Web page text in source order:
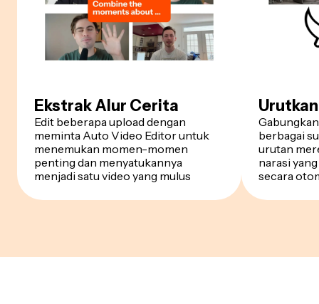
Ekstrak Alur Cerita
Edit beberapa upload dengan
meminta Auto Video Editor untuk
menemukan momen-momen
penting dan menyatukannya
menjadi satu video yang mulus
berbagai
urutan
narasi
secara